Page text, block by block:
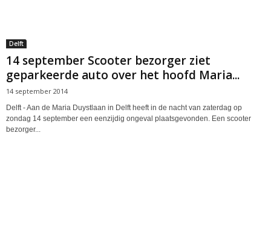
Delft
14 september Scooter bezorger ziet
geparkeerde auto over het hoofd Maria...
14 september 2014
Delft - Aan de Maria Duystlaan in Delft heeft in de nacht van zaterdag op
zondag 14 september een eenzijdig ongeval plaatsgevonden. Een scooter
bezorger...